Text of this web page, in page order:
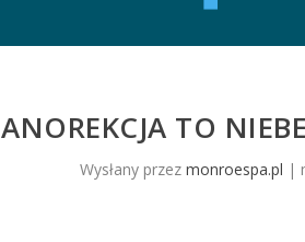
ANOREKCJA TO
Wysłany przez monroespa.pl |